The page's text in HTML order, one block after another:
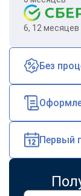
6, 12 месяцев
Без
Первый